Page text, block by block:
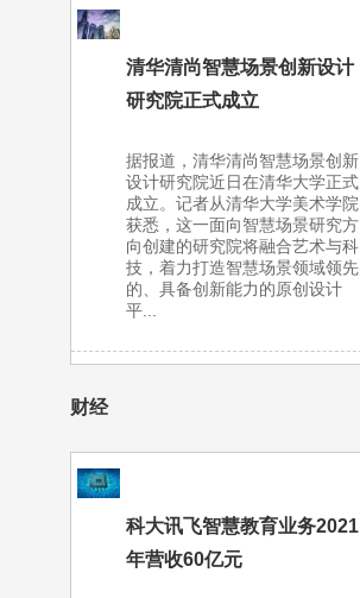
清华清尚智慧场景创新设计
研究院正式成立
据报道，清华清尚智慧场景创新
设计研究院近日在清华大学正式
成立。记者从清华大学美术学院
获悉，这一面向智慧场景研究方
向创建的研究院将融合艺术与科
技，着力打造智慧场景领域领先
的、具备创新能力的原创设计
平...
财经
科大讯飞智慧教育业务2021
年营收60亿元